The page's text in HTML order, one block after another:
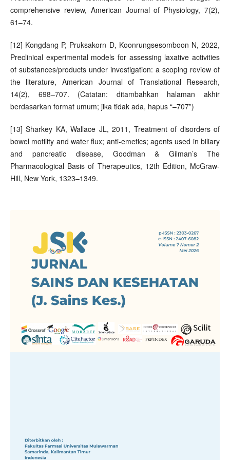
comprehensive review, American Journal of Physiology, 7(2),
61–74.
[12] Kongdang P, Pruksakorn D, Koonrungsesomboon N, 2022,
Preclinical experimental models for assessing laxative activities
of substances/products under investigation: a scoping review of
the literature, American Journal of Translational Research,
14(2), 698–707. (Catatan: ditambahkan halaman akhir
berdasarkan format umum; jika tidak ada, hapus “–707”)
[13] Sharkey KA, Wallace JL, 2011, Treatment of disorders of
bowel motility and water flux; anti-emetics; agents used in biliary
and pancreatic disease, Goodman & Gilman’s The
Pharmacological Basis of Therapeutics, 12th Edition, McGraw-
Hill, New York, 1323–1349.